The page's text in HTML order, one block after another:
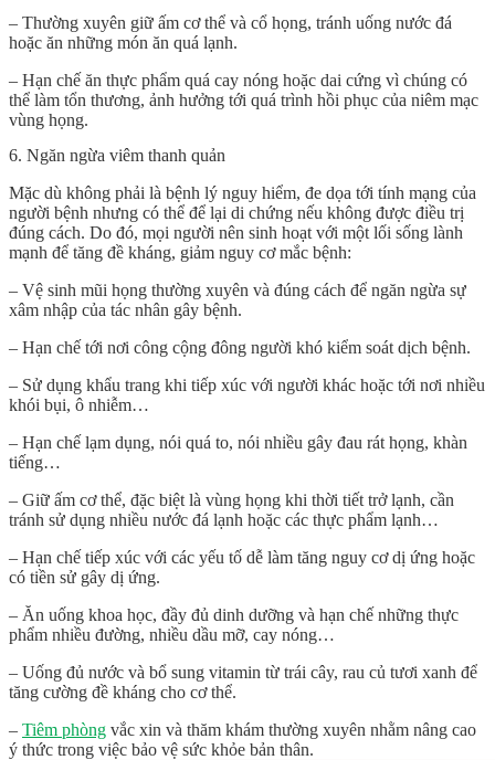
– Thường xuyên giữ ấm cơ thể và cổ họng, tránh uống nước đá
hoặc ăn những món ăn quá lạnh.
– Hạn chế ăn thực phẩm quá cay nóng hoặc dai cứng vì chúng có
thể làm tổn thương, ảnh hưởng tới quá trình hồi phục của niêm mạc
vùng họng.
6. Ngăn ngừa viêm thanh quản
Mặc dù không phải là bệnh lý nguy hiểm, đe dọa tới tính mạng của
người bệnh nhưng có thể để lại di chứng nếu không được điều trị
đúng cách. Do đó, mọi người nên sinh hoạt với một lối sống lành
mạnh để tăng đề kháng, giảm nguy cơ mắc bệnh:
– Vệ sinh mũi họng thường xuyên và đúng cách để ngăn ngừa sự
xâm nhập của tác nhân gây bệnh.
– Hạn chế tới nơi công cộng đông người khó kiểm soát dịch bệnh.
– Sử dụng khẩu trang khi tiếp xúc với người khác hoặc tới nơi nhiều
khói bụi, ô nhiễm…
– Hạn chế lạm dụng, nói quá to, nói nhiều gây đau rát họng, khàn
tiếng…
– Giữ ấm cơ thể, đặc biệt là vùng họng khi thời tiết trở lạnh, cần
tránh sử dụng nhiều nước đá lạnh hoặc các thực phẩm lạnh…
– Hạn chế tiếp xúc với các yếu tố dễ làm tăng nguy cơ dị ứng hoặc
có tiền sử gây dị ứng.
– Ăn uống khoa học, đầy đủ dinh dưỡng và hạn chế những thực
phẩm nhiều đường, nhiều dầu mỡ, cay nóng…
– Uống đủ nước và bổ sung vitamin từ trái cây, rau củ tươi xanh để
tăng cường đề kháng cho cơ thể.
– Tiêm phòng vắc xin và thăm khám thường xuyên nhằm nâng cao
ý thức trong việc bảo vệ sức khỏe bản thân.